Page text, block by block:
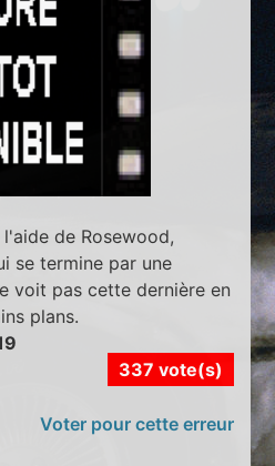
de Rosewood,
se termine par une
voit pas cette dernière en
plans.
337 vote(s)
Voter pour cette erreur